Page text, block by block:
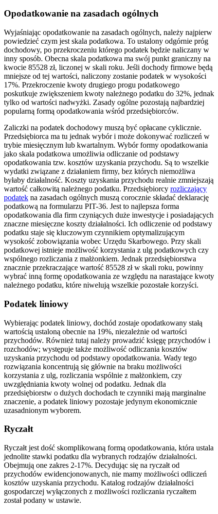
Opodatkowanie na zasadach ogólnych
Wyjaśniając opodatkowanie na zasadach ogólnych, należy najpierw
powiedzieć czym jest skala podatkowa. To ustalony odgórnie próg
dochodowy, po przekroczeniu którego podatek będzie naliczany w
inny sposób. Obecna skala podatkowa ma swój punkt graniczny na
kwocie 85528 zł, liczonej w skali roku. Jeśli dochody firmowe będą
mniejsze od tej wartości, naliczony zostanie podatek w wysokości
17%. Przekroczenie kwoty drugiego progu podatkowego
poskutkuje zwiększeniem kwoty należnego podatku do 32%, jednak
tylko od wartości nadwyżki. Zasady ogólne pozostają najbardziej
popularną formą opodatkowania wśród przedsiębiorców.
Zaliczki na podatek dochodowy muszą być opłacane cyklicznie.
Przedsiębiorca ma tu jednak wybór i może dokonywać rozliczeń w
trybie miesięcznym lub kwartalnym. Wybór formy opodatkowania
jako skala podatkowa umożliwia odliczanie od podstawy
opodatkowania tzw. kosztów uzyskania przychodu. Są to wszelkie
wydatki związane z działaniem firmy, bez których niemożliwa
byłaby działalność. Koszty uzyskania przychodu realnie zmniejszają
wartość całkowitą należnego podatku. Przedsiębiorcy rozliczający
podatek na zasadach ogólnych muszą corocznie składać deklarację
podatkową na formularzu PIT-36. Jest to najlepsza forma
opodatkowania dla firm czyniących duże inwestycje i posiadających
znaczne miesięczne koszty działalności. Ich odliczenie od podstawy
podatku staje się kluczowym czynnikiem optymalizującym
wysokość zobowiązania wobec Urzędu Skarbowego. Przy skali
podatkowej istnieje możliwość korzystania z ulg podatkowych czy
wspólnego rozliczania z małżonkiem. Jednak przedsiębiorstwa
znacznie przekraczające wartość 85528 zł w skali roku, powinny
wybrać inną formę opodatkowania ze względu na narastające kwoty
należnego podatku, które niwelują wszelkie pozostałe korzyści.
Podatek liniowy
Wybierając podatek liniowy, dochód zostaje opodatkowany stałą
wartością ustaloną obecnie na 19%, niezależnie od wartości
przychodów. Również tutaj należy prowadzić księgę przychodów i
rozchodów; występuje także możliwość odliczania kosztów
uzyskania przychodu od podstawy opodatkowania. Wady tego
rozwiązania koncentrują się głównie na braku możliwości
korzystania z ulg, rozliczania wspólnie z małżonkiem, czy
uwzględniania kwoty wolnej od podatku. Jednak dla
przedsiębiorstw o dużych dochodach te czynniki mają marginalne
znaczenie, a podatek liniowy pozostaje jedynym ekonomicznie
uzasadnionym wyborem.
Ryczałt
Ryczałt jest dość skomplikowaną formą opodatkowania, która ustala
jednolite stawki podatku dla wybranych rodzajów działalności.
Obejmują one zakres 2-17%. Decydując się na ryczałt od
przychodów ewidencjonowanych, nie mamy możliwości odliczeń
kosztów uzyskania przychodu. Katalog rodzajów działalności
gospodarczej wyłączonych z możliwości rozliczania ryczałtem
został podany w ustawie.